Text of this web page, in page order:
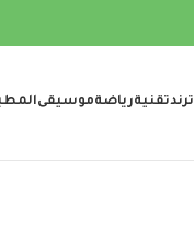
ترندتقنيةرياضةموسيقى